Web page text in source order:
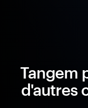
Tangem
d'autres